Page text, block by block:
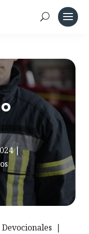
|
Devocionales |